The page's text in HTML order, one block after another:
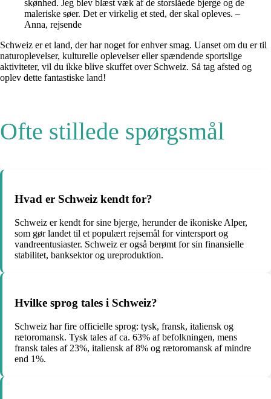
skønhed. Jeg blev blæst væk af de storslåede bjerge og de
maleriske søer. Det er virkelig et sted, der skal opleves. –
Anna, rejsende
Schweiz er et land, der har noget for enhver smag. Uanset om du er til
naturoplevelser, kulturelle oplevelser eller spændende sportslige
aktiviteter, vil du ikke blive skuffet over Schweiz. Så tag afsted og
oplev dette fantastiske land!
Ofte stillede spørgsmål
Hvad er Schweiz kendt for?
Schweiz er kendt for sine bjerge, herunder de ikoniske Alper,
som gør landet til et populært rejsemål for vintersport og
vandreentusiaster. Schweiz er også berømt for sin finansielle
stabilitet, banksektor og ureproduktion.
Hvilke sprog tales i Schweiz?
Schweiz har fire officielle sprog: tysk, fransk, italiensk og
rætoromansk. Tysk tales af ca. 63% af befolkningen, mens
fransk tales af 23%, italiensk af 8% og rætoromansk af mindre
end 1%.